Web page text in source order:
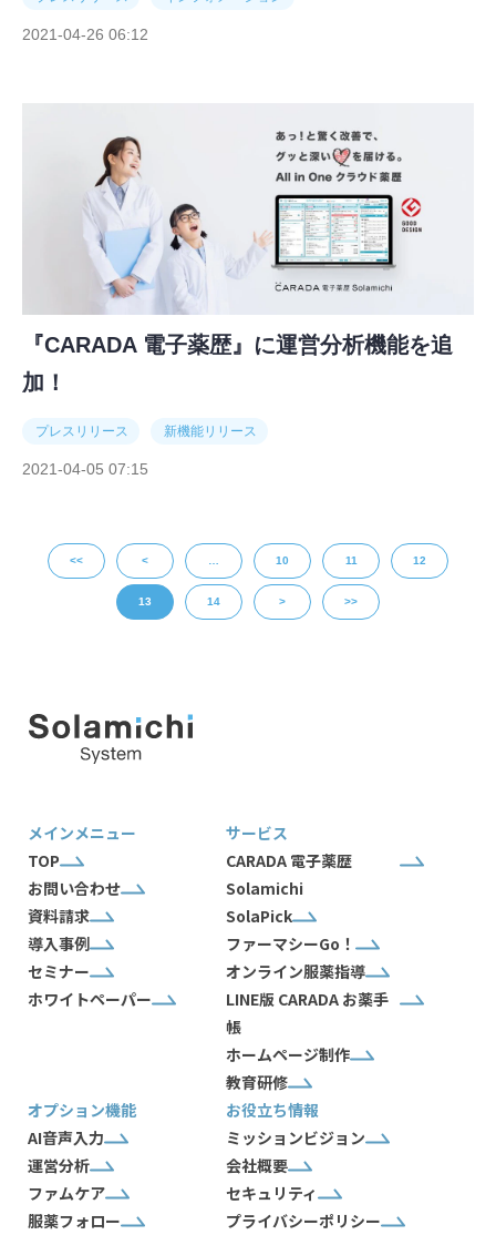
2021-04-26 06:12
『CARADA 電子薬歴』に運営分析機能を追
加！
プレスリリース 新機能リリース
2021-04-05 07:15
<< < … 10 11 12
13 14 > >>
メインメニュー
TOP
お問い合わせ
資料請求
導入事例
セミナー
ホワイトペーパー
サービス
CARADA 電子薬歴
Solamichi
SolaPick
ファーマシーGo！
オンライン服薬指導
LINE版 CARADA お薬手
帳
ホームページ制作
教育研修
オプション機能
AI音声入力
運営分析
ファムケア
服薬フォロー
お役立ち情報
ミッションビジョン
会社概要
セキュリティ
プライバシーポリシー